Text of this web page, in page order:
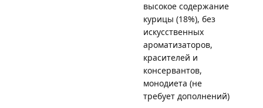
высокое содержание
курицы (18%), без
искусственных
ароматизаторов,
красителей и
консервантов,
монодиета (не
требует дополнений)